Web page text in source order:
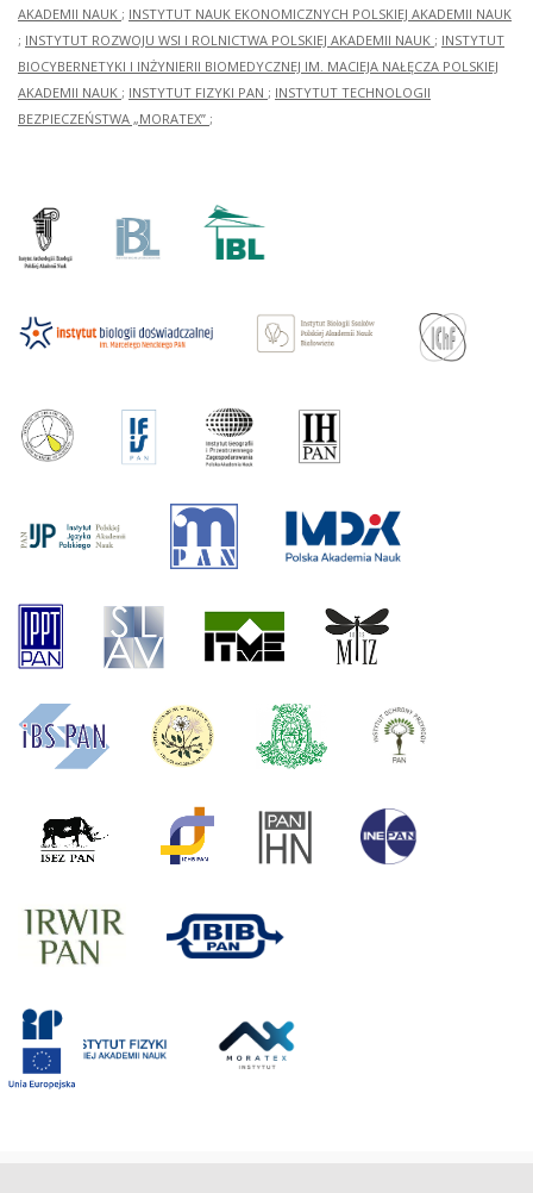
AKADEMII NAUK ; INSTYTUT NAUK EKONOMICZNYCH POLSKIEJ AKADEMII NAUK
; INSTYTUT ROZWOJU WSI I ROLNICTWA POLSKIEJ AKADEMII NAUK ; INSTYTUT
BIOCYBERNETYKI I INŻYNIERII BIOMEDYCZNEJ IM. MACIEJA NAŁĘCZA POLSKIEJ
AKADEMII NAUK ; INSTYTUT FIZYKI PAN ; INSTYTUT TECHNOLOGII
BEZPIECZEŃSTWA „MORATEX” ;